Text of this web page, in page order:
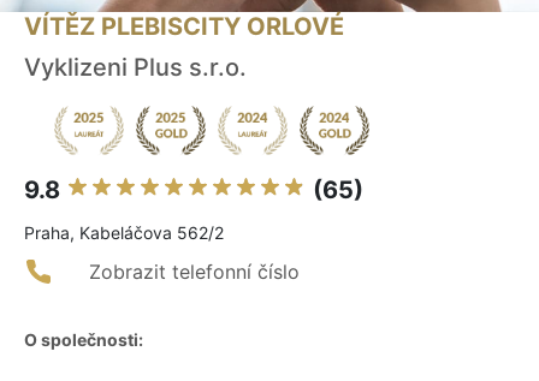
VÍTĚZ PLEBISCITY ORLOVÉ
Vyklizeni Plus s.r.o.
9.8 (65)
Praha, Kabeláčova 562/2
Zobrazit telefonní číslo
O společnosti: